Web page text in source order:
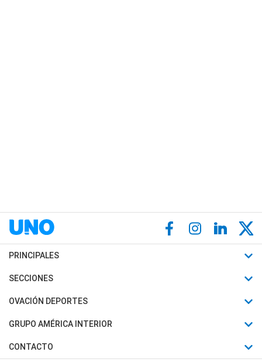
PRINCIPALES
Últimas Noticias
Política
Judiciales
SECCIONES
Horóscopo
Motores
Trucos caseros
OVACIÓN DEPORTES
Fútbol
Mundial
GRUPO AMÉRICA INTERIOR
Canal 7 en Vivo
CONTACTO